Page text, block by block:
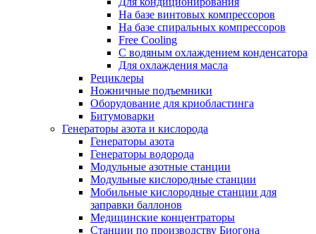
На базе винтовых компрессоров
На базе спиральных компрессоров
Free Cooling
С водяным охлаждением конденсатора
Для охлаждения масла
Рециклеры
Ножничные подъемники
Оборудование для криобластинга
Битумоварки
Генераторы азота и кислорода
Генераторы азота
Генераторы водорода
Модульные азотные станции
Модульные кислородные станции
Мобильные кислородные станции для
заправки баллонов
Медицинские концентраторы
Станции по производству Биогона